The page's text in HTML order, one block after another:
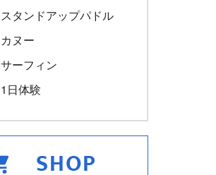
スタンドアップパドル
カヌー
サーフィン
1日体験